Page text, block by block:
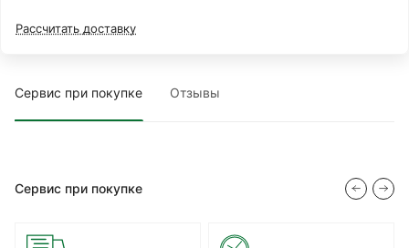
Рассчитать доставку
Сервис при покупке Отзывы
Сервис при покупке